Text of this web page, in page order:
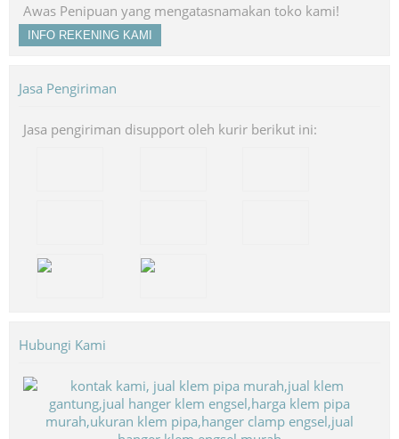
Awas Penipuan yang mengatasnamakan toko kami!
INFO REKENING KAMI
Jasa Pengiriman
Jasa pengiriman disupport oleh kurir berikut ini:
Hubungi Kami